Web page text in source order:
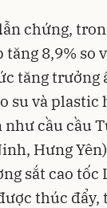
chứng,
tăng 8,9%
tăng trưởng
su và plastic
cầu cầu
Hưng
sắt cao tốc
thúc